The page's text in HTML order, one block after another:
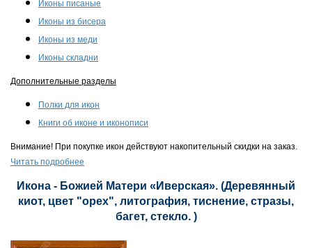
Иконы писаные
Иконы из бисера
Иконы из меди
Иконы складни
Дополнительные разделы
Полки для икон
Книги об иконе и иконописи
Внимание! При покупке икон действуют накопительный скидки на заказ.
Читать подробнее
Икона - Божией Матери «Иверская». (Деревянный
киот, цвет "орех", литография, тиснение, стразы,
багет, стекло. )